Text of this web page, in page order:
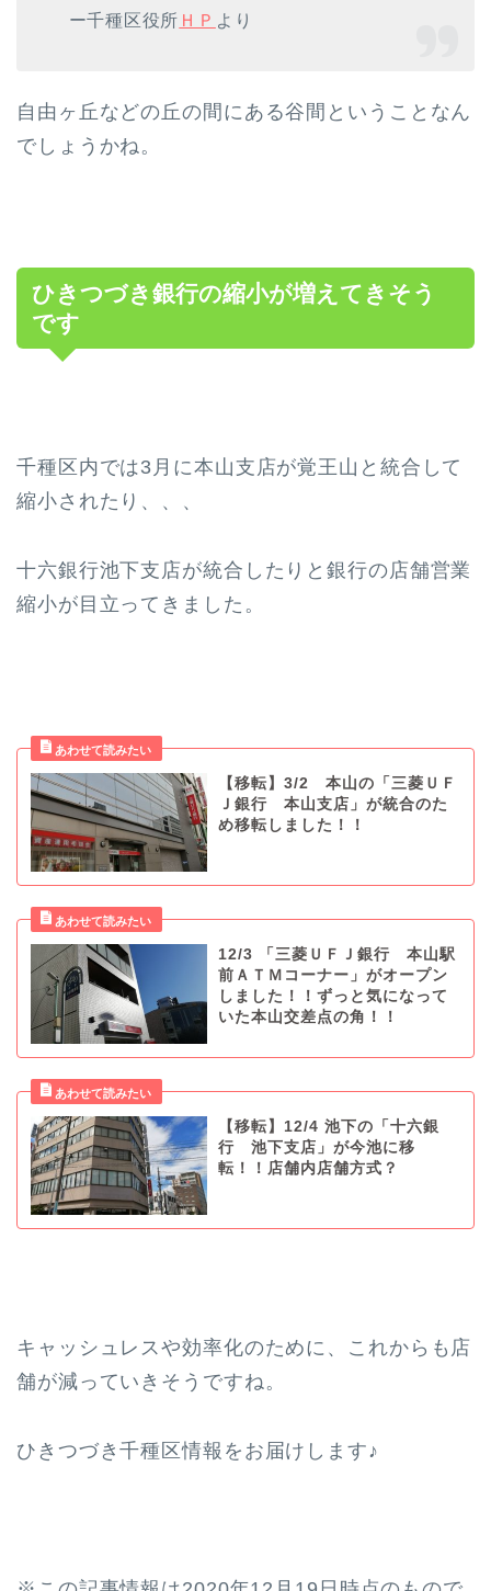
ー千種区役所 ＨＰ より
自由ヶ丘などの丘の間にある谷間ということなん
でしょうかね。
ひきつづき銀行の縮小が増えてきそう
です
千種区内では3月に本山支店が覚王山と統合して
縮小されたり、、、
十六銀行池下支店が統合したりと銀行の店舗営業
縮小が目立ってきました。
【移転】3/2 本山の「三菱ＵＦ
Ｊ銀行 本山支店」が統合のた
め移転しました！！
12/3 「三菱ＵＦＪ銀行 本山駅
前ＡＴＭコーナー」がオープン
しました！！ずっと気になって
いた本山交差点の角！！
【移転】12/4 池下の「十六銀
行 池下支店」が今池に移
転！！店舗内店舗方式？
キャッシュレスや効率化のために、これからも店
舗が減っていきそうですね。
ひきつづき千種区情報をお届けします♪